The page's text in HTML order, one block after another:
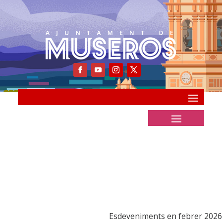
Esdeveniments en febrer 2026